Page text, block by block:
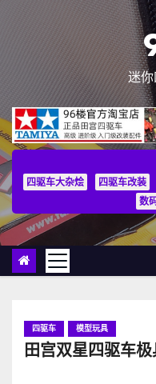
迷
四驱车大杂烩 四驱车改装
数
四驱车 模型玩具
田宫双星四驱车